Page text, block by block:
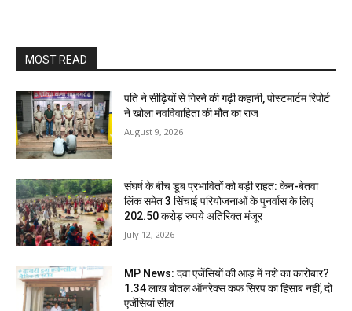
MOST READ
पति ने सीढ़ियों से गिरने की गढ़ी कहानी, पोस्टमार्टम रिपोर्ट
ने खोला नवविवाहिता की मौत का राज
August 9, 2026
संघर्ष के बीच डूब प्रभावितों को बड़ी राहत: केन-बेतवा
लिंक समेत 3 सिंचाई परियोजनाओं के पुनर्वास के लिए
202.50 करोड़ रुपये अतिरिक्त मंजूर
July 12, 2026
MP News: दवा एजेंसियों की आड़ में नशे का कारोबार?
1.34 लाख बोतल ऑनरेक्स कफ सिरप का हिसाब नहीं, दो
एजेंसियां सील